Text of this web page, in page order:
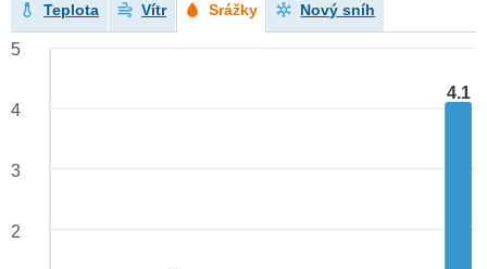
Teplota Vítr Srážky Nový sníh
4.1
5
4
3
2